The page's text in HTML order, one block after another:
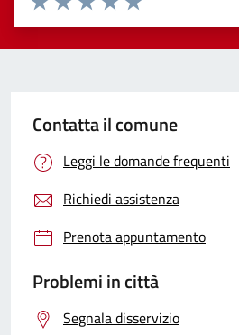
Valuta 5 stelle su 5
Valuta 4 stelle su 5
Valuta 3 stelle su 5
Valuta 2 stelle su 5
Valuta 1 stelle su 5
Contatta il comune
Leggi le domande frequenti
Richiedi assistenza
Prenota appuntamento
Problemi in città
Segnala disservizio